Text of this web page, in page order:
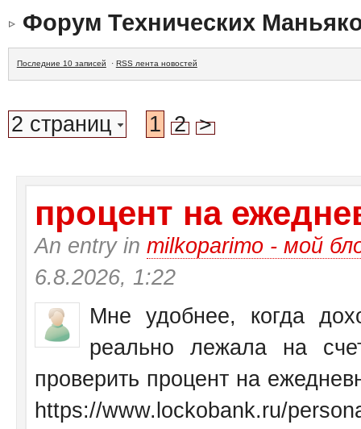
Форум Технических
Последние 10 записей · RSS лента новостей
2 страниц 1 2 >
процент на
An entry in milkoparimo - мой
6.8.2026, 1:22
Мне удобнее, когда
реально лежала на
проверить процент на
https://www.lockobank.ru/